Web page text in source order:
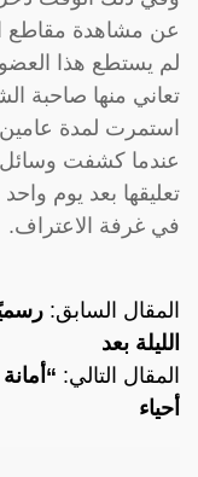
عن مشاهدة مقاطع
لم يستطع هذا
تعاني منها صاحبة
عندما كشفت وسائل
تعليقها بعد يوم
في غرفة الاعتراف.
المقال السابق:
الليلة بعد
المقال التالي:
أحياء